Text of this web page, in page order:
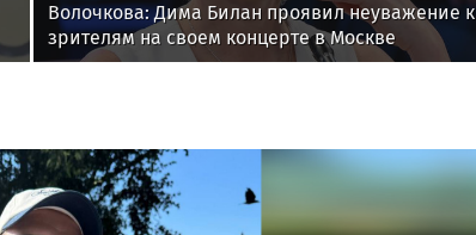
Волочкова: Дима Билан проявил неуважение к
зрителям на своем концерте в Москве